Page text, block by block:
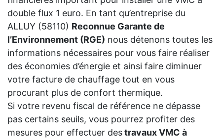
double flux 1 euro. En tant qu’entreprise du
ALLUY (58110) Reconnue Garante de
l’Environnement (RGE) nous détenons toutes les
informations nécessaires pour vous faire réaliser
des économies d’énergie et ainsi faire diminuer
votre facture de chauffage tout en vous
procurant plus de confort thermique.
Si votre revenu fiscal de référence ne dépasse
pas certains seuils, vous pourrez profiter des
mesures pour effectuer destravaux VMC à